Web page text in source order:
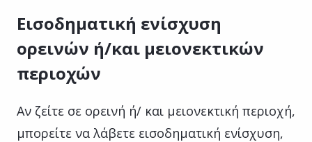
Εισοδηματική ενίσχυση
ορεινών ή/και μειονεκτικών
περιοχών
Αν ζείτε σε ορεινή ή/ και μειονεκτική περιοχή,
μπορείτε να λάβετε εισοδηματική ενίσχυση,